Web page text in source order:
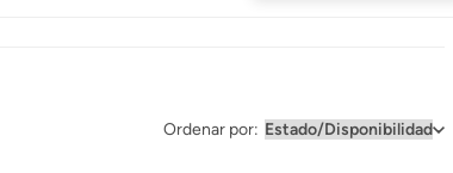
Ordenar por: